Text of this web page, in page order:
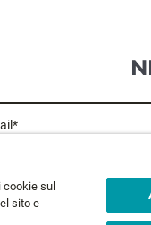
sul
sito e